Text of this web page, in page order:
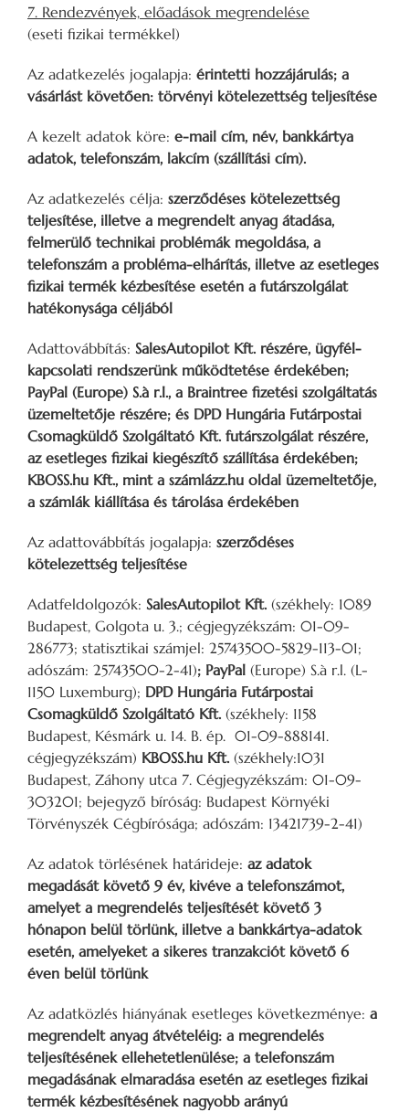
7. Rendezvények, előadások megrendelése
(eseti fizikai termékkel)
Az adatkezelés jogalapja: érintetti hozzájárulás; a
vásárlást követően: törvényi kötelezettség teljesítése
A kezelt adatok köre: e-mail cím, név, bankkártya
adatok, telefonszám, lakcím (szállítási cím).
Az adatkezelés célja: szerződéses kötelezettség
teljesítése, illetve a megrendelt anyag átadása,
felmerülő technikai problémák megoldása, a
telefonszám a probléma-elhárítás, illetve az esetleges
fizikai termék kézbesítése esetén a futárszolgálat
hatékonysága céljából
Adattovábbítás: SalesAutopilot Kft. részére, ügyfél-
kapcsolati rendszerünk működtetése érdekében;
PayPal (Europe) S.à r.l., a Braintree fizetési szolgáltatás
üzemeltetője részére; és DPD Hungária Futárpostai
Csomagküldő Szolgáltató Kft. futárszolgálat részére,
az esetleges fizikai kiegészítő szállítása érdekében;
KBOSS.hu Kft., mint a számlázz.hu oldal üzemeltetője,
a számlák kiállítása és tárolása érdekében
Az adattovábbítás jogalapja: szerződéses
kötelezettség teljesítése
Adatfeldolgozók: SalesAutopilot Kft. (székhely: 1089
Budapest, Golgota u. 3.; cégjegyzékszám: 01-09-
286773; statisztikai számjel: 25743500-5829-113-01;
adószám: 25743500-2-41); PayPal (Europe) S.à r.l. (L-
1150 Luxemburg); DPD Hungária Futárpostai
Csomagküldő Szolgáltató Kft. (székhely: 1158
Budapest, Késmárk u. 14. B. ép. 01-09-888141.
cégjegyzékszám) KBOSS.hu Kft. (székhely:1031
Budapest, Záhony utca 7. Cégjegyzékszám: 01-09-
303201; bejegyző bíróság: Budapest Környéki
Törvényszék Cégbírósága; adószám: 13421739-2-41)
Az adatok törlésének határideje: az adatok
megadását követő 9 év, kivéve a telefonszámot,
amelyet a megrendelés teljesítését követő 3
hónapon belül törlünk, illetve a bankkártya-adatok
esetén, amelyeket a sikeres tranzakciót követő 6
éven belül törlünk
Az adatközlés hiányának esetleges következménye: a
megrendelt anyag átvételéig: a megrendelés
teljesítésének ellehetetlenülése; a telefonszám
megadásának elmaradása esetén az esetleges fizikai
termék kézbesítésének nagyobb arányú